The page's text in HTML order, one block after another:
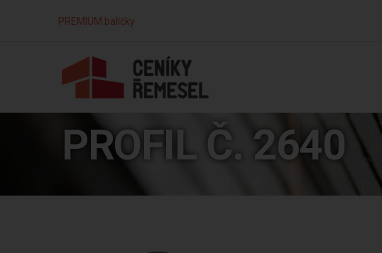
PREMIUM balíčky
PROFIL Č. 2640